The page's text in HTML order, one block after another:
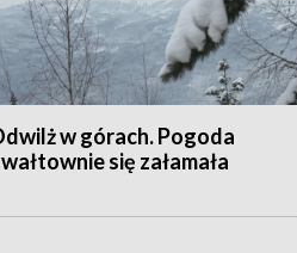
w górach. Pogoda
się załamała